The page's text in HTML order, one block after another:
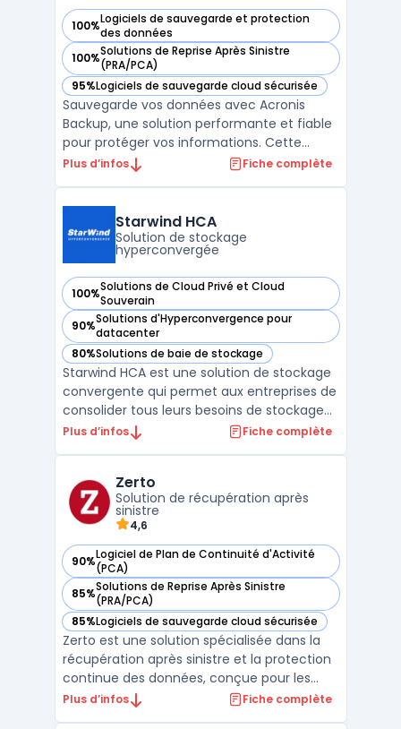
100%Logiciels de sauvegarde et protection
des données
— voir Acronis Backup dans cette catégorie
100%Solutions de Reprise Après Sinistre
(PRA/PCA)
— voir Acronis Backup dans cette catégorie
95%Logiciels de sauvegarde cloud sécurisée
— voir Acronis Backup dans cette catégorie
Sauvegarde vos données avec Acronis
Backup, une solution performante et fiable
pour protéger vos informations. Cette
solution permet de sauvegarder des
serveurs, des postes de travail et des
appareils mobiles. Avec ...
Plus d’infos Fiche complète
Starwind HCA
Solution de stockage
hyperconvergée
100%Solutions de Cloud Privé et Cloud
Souverain
— voir Starwind HCA dans cette catégorie
90%Solutions d'Hyperconvergence pour
datacenter
— voir Starwind HCA dans cette catégorie
80%Solutions de baie de stockage
— voir Starwind HCA dans cette catégorie
Starwind HCA est une solution de stockage
convergente qui permet aux entreprises de
consolider tous leurs besoins de stockage
et de virtualisation. Elle combine une
disponible pour une capacité de stockage à
la fois flexible e ...
Plus d’infos Fiche complète
Zerto
Solution de récupération après
sinistre
4,6
90%Logiciel de Plan de Continuité d'Activité
(PCA)
— voir Zerto dans cette catégorie
85%Solutions de Reprise Après Sinistre
(PRA/PCA)
— voir Zerto dans cette catégorie
85%Logiciels de sauvegarde cloud sécurisée
— voir Zerto dans cette catégorie
Zerto est une solution spécialisée dans la
récupération après sinistre et la protection
continue des données, conçue pour les
entreprises opérant dans des
Plus d’infos Fiche complète